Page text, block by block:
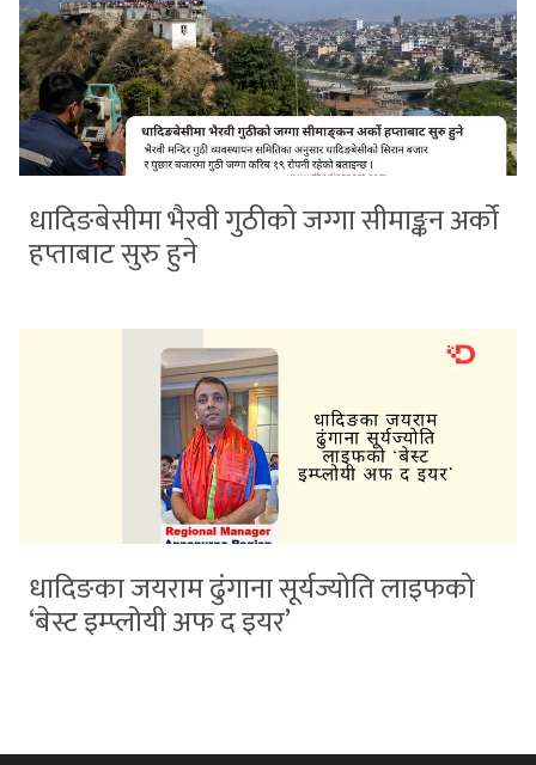
धादिङबेसीमा भैरवी गुठीको जग्गा सीमाङ्कन अर्को
हप्ताबाट सुरु हुने
धादिङका जयराम ढुंगाना सूर्यज्योति लाइफको
‘बेस्ट इम्प्लोयी अफ द इयर’